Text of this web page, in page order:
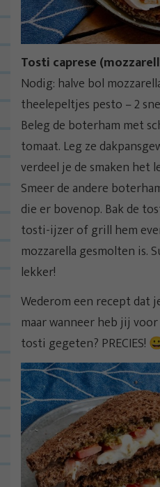
Tosti caprese
Nodig: halve bol
theelepeltjes pesto – 2
Beleg de boterham met
tomaat. Leg ze
verdeel je de smaken het
Smeer de andere
die er bovenop. Bak de
tosti-ijzer of grill hem
mozzarella gesmolten is.
lekker!
Wederom een recept dat
maar wanneer heb jij
tosti gegeten? PRECIES!